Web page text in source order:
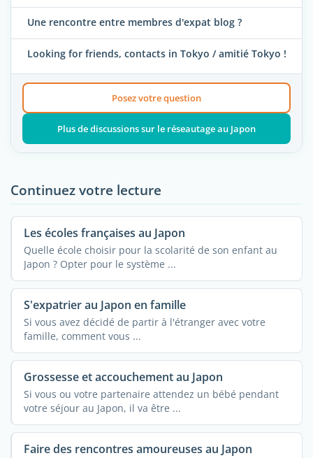
Une rencontre entre membres d'expat blog ?
Looking for friends, contacts in Tokyo / amitié Tokyo !
Posez votre question
Plus de discussions sur le réseautage au Japon
Continuez votre lecture
Les écoles françaises au Japon
Quelle école choisir pour la scolarité de son enfant au
Japon ? Opter pour le système ...
S'expatrier au Japon en famille
Si vous avez décidé de partir à l'étranger avec votre
famille, comment vous ...
Grossesse et accouchement au Japon
Si vous ou votre partenaire attendez un bébé pendant
votre séjour au Japon, il va être ...
Faire des rencontres amoureuses au Japon